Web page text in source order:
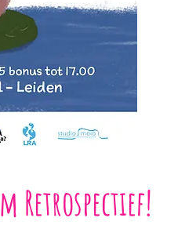
Retrospectief!